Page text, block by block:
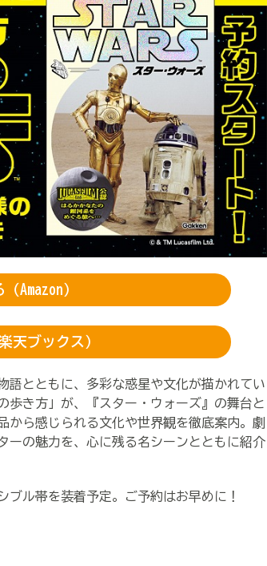
Amazon）
天ブックス）
語とともに、多彩な惑星や文化が描かれてい
歩き方」が、『スター・ウォーズ』の舞台と
から感じられる文化や世界観を徹底案内。劇
ーの魅力を、心に残る名シーンとともに紹介
ル帯を装着予定。ご予約はお早めに！